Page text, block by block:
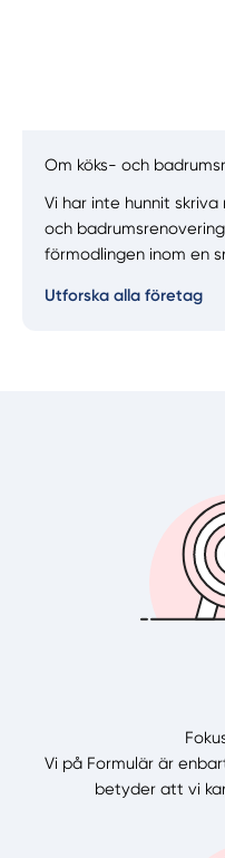
Manuellt Få
Välj
Om köks- och
Vi har inte hunnit
och
förmodlingen inom en
Utforska alla företag
Vi på Formulär är
betyder att vi